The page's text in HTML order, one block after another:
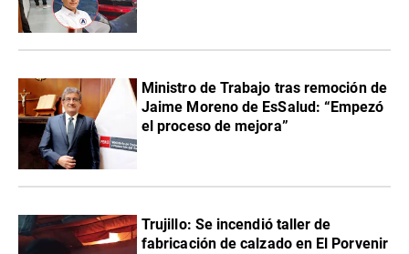
Ministro de Trabajo tras remoción de
Jaime Moreno de EsSalud: “Empezó
el proceso de mejora”
Trujillo: Se incendió taller de
fabricación de calzado en El Porvenir